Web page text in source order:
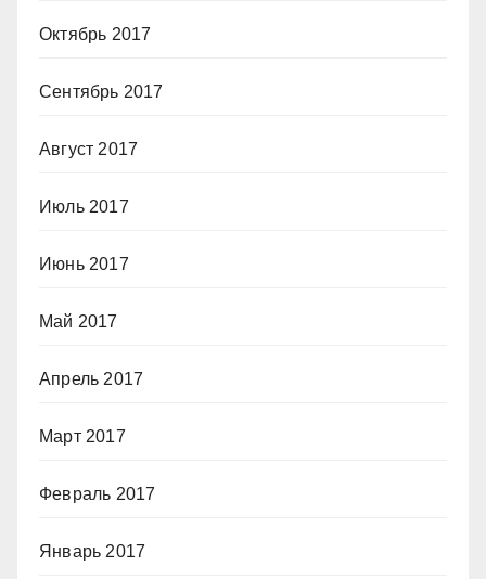
Октябрь 2017
Сентябрь 2017
Август 2017
Июль 2017
Июнь 2017
Май 2017
Апрель 2017
Март 2017
Февраль 2017
Январь 2017